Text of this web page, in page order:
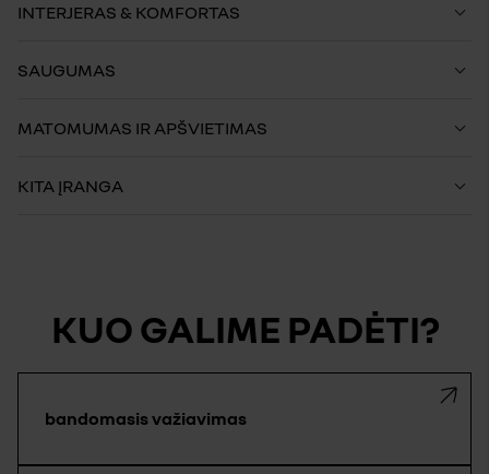
INTERJERAS & KOMFORTAS
SAUGUMAS
MATOMUMAS IR APŠVIETIMAS
KITA ĮRANGA
KUO GALIME PADĖTI?
bandomasis važiavimas